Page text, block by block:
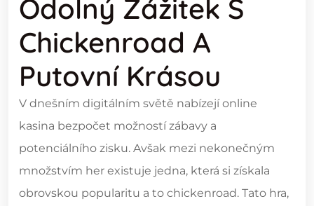
Odolný Zážitek S
Chickenroad A
Putovní Krásou
V dnešním digitálním světě nabízejí online
kasina bezpočet možností zábavy a
potenciálního zisku. Avšak mezi nekonečným
množstvím her existuje jedna, která si získala
obrovskou popularitu a to chickenroad. Tato hra,